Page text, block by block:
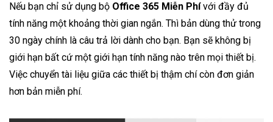
Nếu bạn chỉ sử dụng bộ Office 365 Miễn Phívới đầy đủ
tính năng một khoảng thời gian ngắn. Thì bản dùng thử trong
30 ngày chính là câu trả lời dành cho bạn. Bạn sẽ không bị
giới hạn bất cứ một giới hạn tính năng nào trên mọi thiết bị.
Việc chuyển tài liệu giữa các thiết bị thậm chí còn đơn giản
hơn bản miễn phí.